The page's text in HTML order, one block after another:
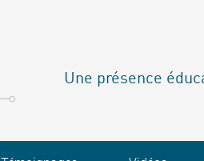
Une présence